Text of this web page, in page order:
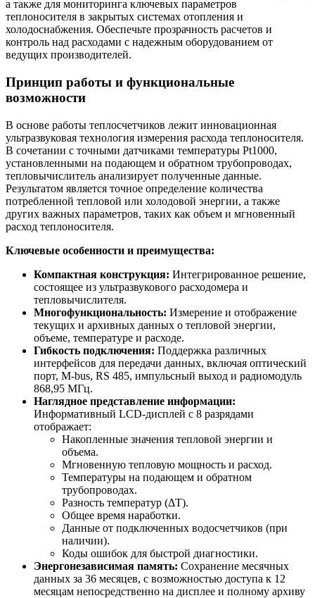
а также для мониторинга ключевых параметров
теплоносителя в закрытых системах отопления и
холодоснабжения. Обеспечьте прозрачность расчетов и
контроль над расходами с надежным оборудованием от
ведущих производителей.
Принцип работы и функциональные
возможности
В основе работы теплосчетчиков лежит инновационная
ультразвуковая технология измерения расхода теплоносителя.
В сочетании с точными датчиками температуры Pt1000,
установленными на подающем и обратном трубопроводах,
тепловычислитель анализирует полученные данные.
Результатом является точное определение количества
потребленной тепловой или холодовой энергии, а также
других важных параметров, таких как объем и мгновенный
расход теплоносителя.
Ключевые особенности и преимущества:
Компактная конструкция: Интегрированное решение,
состоящее из ультразвукового расходомера и
тепловычислителя.
Многофункциональность: Измерение и отображение
текущих и архивных данных о тепловой энергии,
объеме, температуре и расходе.
Гибкость подключения: Поддержка различных
интерфейсов для передачи данных, включая оптический
порт, M-bus, RS 485, импульсный выход и радиомодуль
868,95 МГц.
Наглядное представление информации:
Информативный LCD-дисплей с 8 разрядами
отображает:
Накопленные значения тепловой энергии и
объема.
Мгновенную тепловую мощность и расход.
Температуры на подающем и обратном
трубопроводах.
Разность температур (ΔT).
Общее время наработки.
Данные от подключенных водосчетчиков (при
наличии).
Коды ошибок для быстрой диагностики.
Энергонезависимая память: Сохранение месячных
данных за 36 месяцев, с возможностью доступа к 12
месяцам непосредственно на дисплее и полному архиву